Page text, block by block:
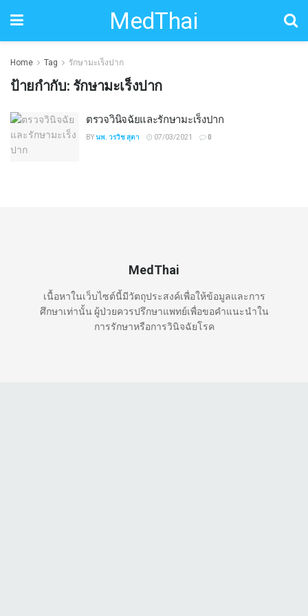
MedThai
Home Tag รักษามะเร็งปาก
ป้ายกำกับ: รักษามะเร็งปาก
ตรวจวินิจฉัยและรักษามะเร็งปาก
BYนพ. วรวิช สุตา 07/03/2021 0
MedThai
เนื้อหาในเว็บไซต์นี้มีวัตถุประสงค์เพื่อให้ข้อมูลและการ
ศึกษาเท่านั้น ผู้ป่วยควรปรึกษาแพทย์เพื่อขอคำแนะนำใน
การรักษาหรือการวินิจฉัยโรค